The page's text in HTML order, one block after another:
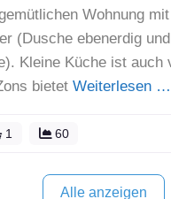
Wohnung
(Dusche ebenerdig
Kleine Küche ist auch
bietet Weiterlesen …
1 60
Alle anzeigen